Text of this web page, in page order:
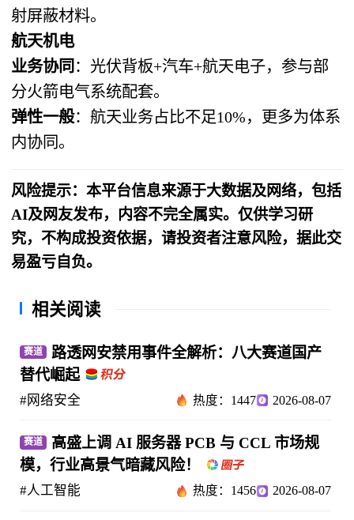
射屏蔽材料。
航天机电
业务协同 ：光伏背板+汽车+航天电子，参与部
分火箭电气系统配套。
弹性一般：航天业务占比不足10%，更多为体系
内协同。
风险提示：本平台信息来源于大数据及网络，包括
AI及网友发布，内容不完全属实。仅供学习研
究，不构成投资依据，请投资者注意风险，据此交
易盈亏自负。
相关阅读
赛道
路透网安禁用事件全解析：八大赛道国产
替代崛起
#网络安全 热度：1447 2026-08-07
赛道
高盛上调 AI 服务器 PCB 与 CCL 市场规
模，行业高景气暗藏风险！
#人工智能 热度：1456 2026-08-07